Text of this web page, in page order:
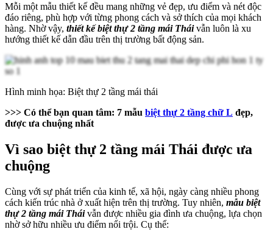
Mỗi một mẫu thiết kế đều mang những vẻ đẹp, ưu điểm và nét độc
đáo riêng, phù hợp với từng phong cách và sở thích của mọi khách
hàng. Nhờ vậy, thiết kế biệt thự 2 tầng mái Tháivẫn luôn là xu
hướng thiết kế dẫn đầu trên thị trường bất động sản.
Hình minh họa: Biệt thự 2 tầng mái thái
>>> Có thể bạn quan tâm: 7 mẫu biệt thự 2 tầng chữ L đẹp,
được ưa chuộng nhất
Vì sao biệt thự 2 tầng mái Thái được ưa
chuộng
Cùng với sự phát triển của kinh tế, xã hội, ngày càng nhiều phong
cách kiến trúc nhà ở xuất hiện trên thị trường. Tuy nhiên, mẫu biệt
thự 2 tầng mái Tháivẫn được nhiều gia đình ưa chuộng, lựa chọn
nhờ sở hữu nhiều ưu điểm nổi trội. Cụ thể: